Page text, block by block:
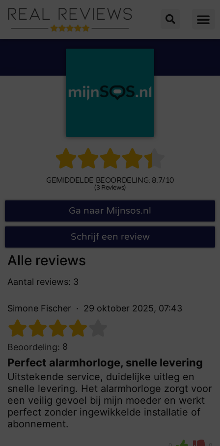

GEMIDDELDE BEOORDELING: 8.7/10
(3 Reviews)
Ga naar Mijnsos.nl
Schrijf een review
Alle reviews
Aantal reviews: 3
Simone Fischer 29 oktober 2025, 07:43
Beoordeling: 8
Perfect alarmhorloge, snelle levering
Uitstekende service, duidelijke uitleg en
snelle levering. Het alarmhorloge zorgt voor
een veilig gevoel bij mijn moeder en werkt
perfect zonder ingewikkelde installatie of
abonnement.